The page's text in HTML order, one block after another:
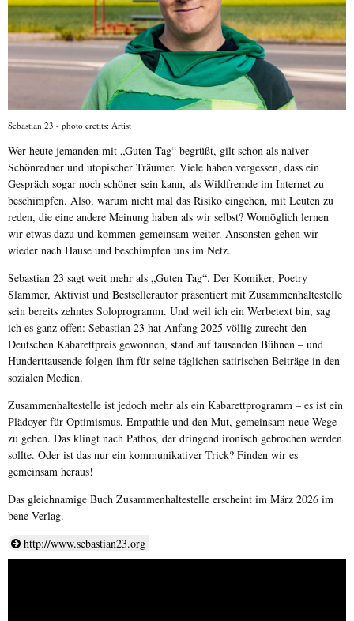
Sebastian 23 - photo cretits: Artist
Wer heute jemanden mit „Guten Tag“ begrüßt, gilt schon als naiver
Schönredner und utopischer Träumer. Viele haben vergessen, dass ein
Gespräch sogar noch schöner sein kann, als Wildfremde im Internet zu
beschimpfen. Also, warum nicht mal das Risiko eingehen, mit Leuten zu
reden, die eine andere Meinung haben als wir selbst? Womöglich lernen
wir etwas dazu und kommen gemeinsam weiter. Ansonsten gehen wir
wieder nach Hause und beschimpfen uns im Netz.
Sebastian 23 sagt weit mehr als „Guten Tag“. Der Komiker, Poetry
Slammer, Aktivist und Bestsellerautor präsentiert mit Zusammenhaltestelle
sein bereits zehntes Soloprogramm. Und weil ich ein Werbetext bin, sag
ich es ganz offen: Sebastian 23 hat Anfang 2025 völlig zurecht den
Deutschen Kabarettpreis gewonnen, stand auf tausenden Bühnen – und
Hunderttausende folgen ihm für seine täglichen satirischen Beiträge in den
sozialen Medien.
Zusammenhaltestelle ist jedoch mehr als ein Kabarettprogramm – es ist ein
Plädoyer für Optimismus, Empathie und den Mut, gemeinsam neue Wege
zu gehen. Das klingt nach Pathos, der dringend ironisch gebrochen werden
sollte. Oder ist das nur ein kommunikativer Trick? Finden wir es
gemeinsam heraus!
Das gleichnamige Buch Zusammenhaltestelle erscheint im März 2026 im
bene-Verlag.
http://www.sebastian23.org